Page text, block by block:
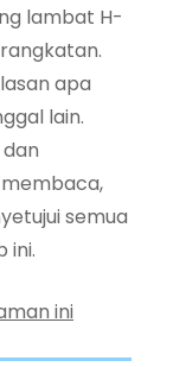
lambat H-
apa
lain.
semua
ini.
ini